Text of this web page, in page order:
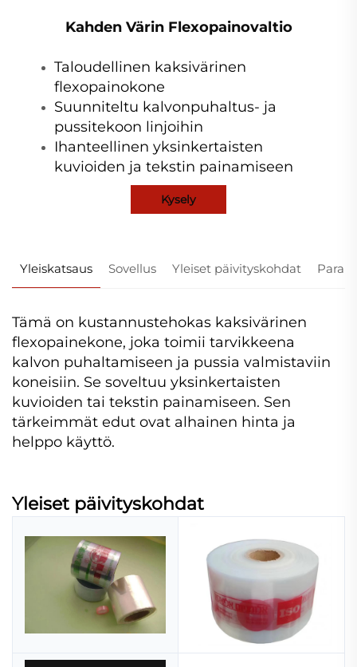
Kahden Värin Flexopainovaltio
Taloudellinen kaksivärinen
flexopainokone
Suunniteltu kalvonpuhaltus- ja
pussitekoon linjoihin
Ihanteellinen yksinkertaisten
kuvioiden ja tekstin painamiseen
Kysely
Yleiskatsaus Sovellus Yleiset päivityskohdat
Tämä on kustannustehokas kaksivärinen
flexopainekone, joka toimii tarvikkeena
kalvon puhaltamiseen ja pussia valmistaviin
koneisiin. Se soveltuu yksinkertaisten
kuvioiden tai tekstin painamiseen. Sen
tärkeimmät edut ovat alhainen hinta ja
helppo käyttö.
Yleiset päivityskohdat